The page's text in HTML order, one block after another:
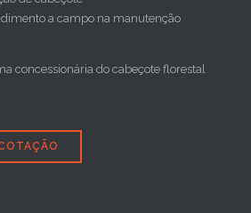
a campo na manutenção
concessionária do cabeçote florestal